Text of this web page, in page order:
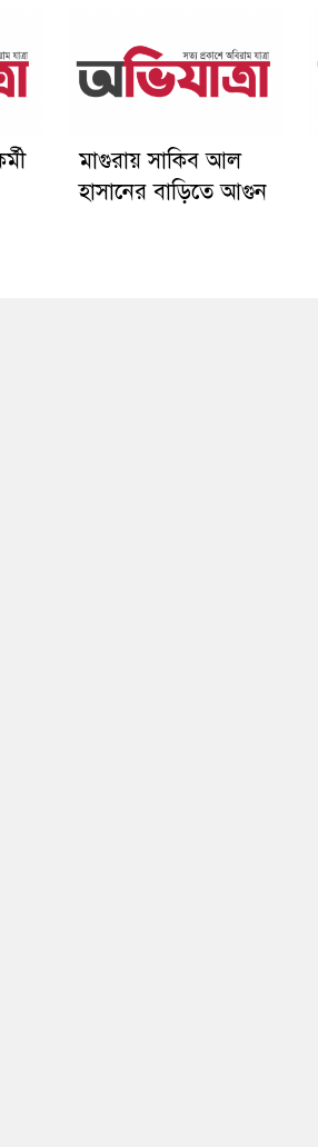
মাগুরায় সাকিব আল
হাসানের বাড়িতে আগুন